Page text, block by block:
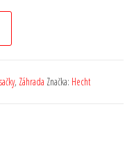
, Záhrada Značka: Hecht